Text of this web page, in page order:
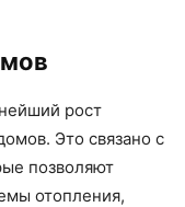
рост
Это связано с
позволяют
отопления,